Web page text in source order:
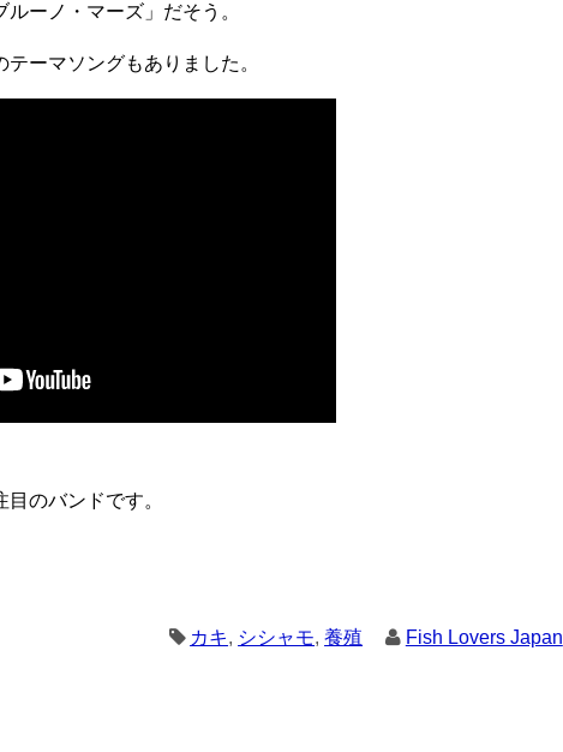
ーノ・マーズ」だそう。
ーマソングもありました。
のバンドです。
カキ, シシャモ,養殖 Fish Lovers Japan